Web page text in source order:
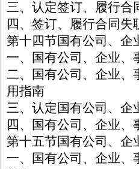
三、认定签订、履行合
四、签订、履行合同失
第十四节国有公司、企
一、国有公司、企业、
二、国有公司、企业、
用指南
三、认定国有公司、企
四、国有公司、企业
第十五节国有公司、企
一、国有公司、企业、